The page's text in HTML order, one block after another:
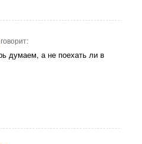
говорит:
думаем, а не поехать ли в